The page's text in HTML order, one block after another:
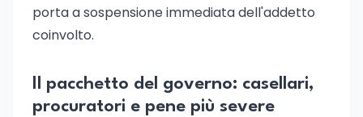
porta a sospensione immediata dell'addetto
coinvolto.
Il pacchetto del governo: casellari,
procuratori e pene più severe